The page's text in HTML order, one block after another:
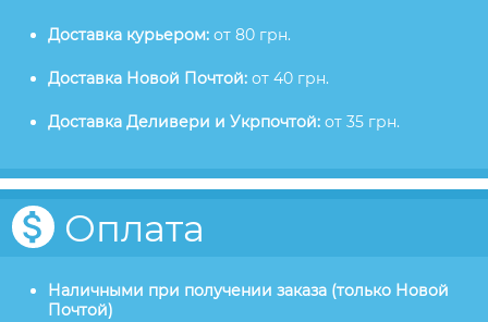
Доставка курьером: от 80 грн.
Доставка Новой Почтой: от 40 грн.
Доставка Деливери и Укрпочтой: от 35 грн.
Оплата
Наличными при получении заказа (только Новой
Почтой)